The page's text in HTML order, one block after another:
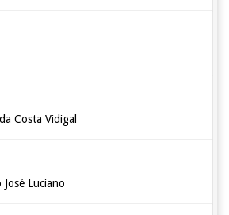
Costa Vidigal
Luciano